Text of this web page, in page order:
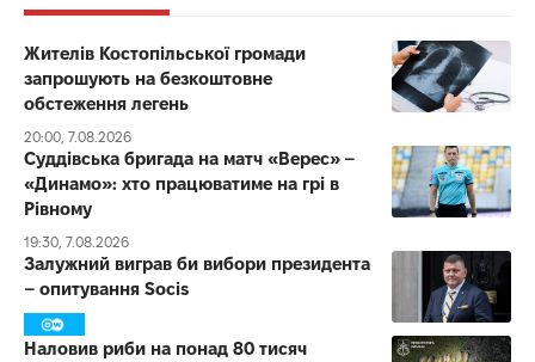
Жителів Костопільської громади
запрошують на безкоштовне
обстеження легень
20:00, 7.08.2026
Суддівська бригада на матч «Верес» –
«Динамо»: хто працюватиме на грі в
Рівному
19:30, 7.08.2026
Залужний виграв би вибори президента
– опитування Socis
Наловив риби на понад 80 тисяч